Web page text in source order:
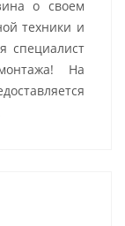
о своем
техники и
специалист
На